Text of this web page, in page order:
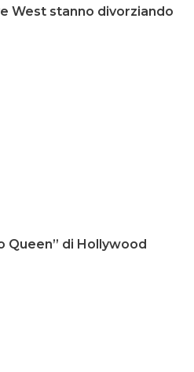
West stanno divorziando
Queen” di Hollywood